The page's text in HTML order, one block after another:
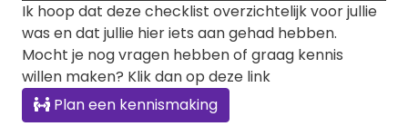
Ik hoop dat deze checklist overzichtelijk voor jullie
was en dat jullie hier iets aan gehad hebben.
Mocht je nog vragen hebben of graag kennis
willen maken? Klik dan op deze link
Plan een kennismaking